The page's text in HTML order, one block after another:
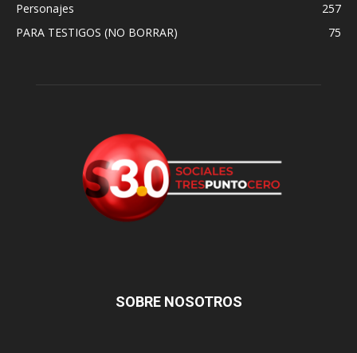
Personajes
257
PARA TESTIGOS (NO BORRAR)
75
SOBRE NOSOTROS